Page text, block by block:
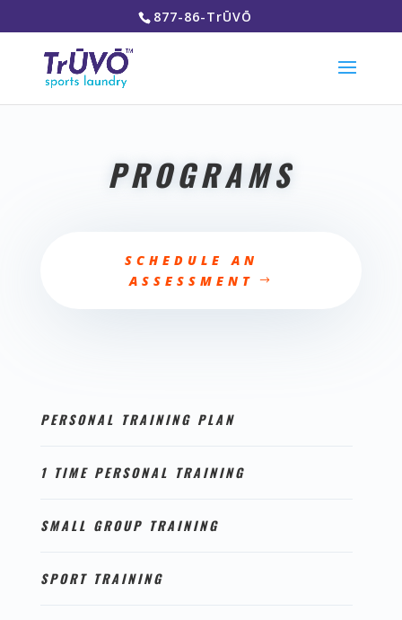
877-86-TrŪVŌ
PROGRAMS
SCHEDULE AN
ASSESSMENT
PERSONAL TRAINING PLAN
1 TIME PERSONAL TRAINING
SMALL GROUP TRAINING
SPORT TRAINING